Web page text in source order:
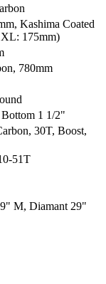
Kashima Coated
175mm)
780mm
1 1/2"
30T, Boost,
51T
M, Diamant 29"